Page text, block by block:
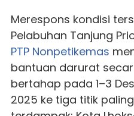
Merespons kondisi
Pelabuhan Tanjung
PTP Nonpetikemas
bantuan darurat
bertahap pada 1–3
2025 ke tiga titik paling